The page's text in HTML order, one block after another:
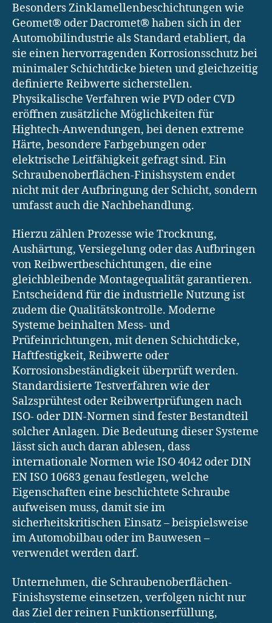
Besonders Zinklamellenbeschichtungen wie
Geomet® oder Dacromet® haben sich in der
Automobilindustrie als Standard etabliert, da
sie einen hervorragenden Korrosionsschutz bei
minimaler Schichtdicke bieten und gleichzeitig
definierte Reibwerte sicherstellen.
Physikalische Verfahren wie PVD oder CVD
eröffnen zusätzliche Möglichkeiten für
Hightech-Anwendungen, bei denen extreme
Härte, besondere Farbgebungen oder
elektrische Leitfähigkeit gefragt sind. Ein
Schraubenoberflächen-Finishsystem endet
nicht mit der Aufbringung der Schicht, sondern
umfasst auch die Nachbehandlung.
Hierzu zählen Prozesse wie Trocknung,
Aushärtung, Versiegelung oder das Aufbringen
von Reibwertbeschichtungen, die eine
gleichbleibende Montagequalität garantieren.
Entscheidend für die industrielle Nutzung ist
zudem die Qualitätskontrolle. Moderne
Systeme beinhalten Mess- und
Prüfeinrichtungen, mit denen Schichtdicke,
Haftfestigkeit, Reibwerte oder
Korrosionsbeständigkeit überprüft werden.
Standardisierte Testverfahren wie der
Salzsprühtest oder Reibwertprüfungen nach
ISO- oder DIN-Normen sind fester Bestandteil
solcher Anlagen. Die Bedeutung dieser Systeme
lässt sich auch daran ablesen, dass
internationale Normen wie ISO 4042 oder DIN
EN ISO 10683 genau festlegen, welche
Eigenschaften eine beschichtete Schraube
aufweisen muss, damit sie im
sicherheitskritischen Einsatz – beispielsweise
im Automobilbau oder im Bauwesen –
verwendet werden darf.
Unternehmen, die Schraubenoberflächen-
Finishsysteme einsetzen, verfolgen nicht nur
das Ziel der reinen Funktionserfüllung,